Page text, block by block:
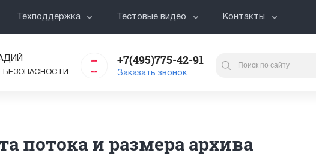
Техподдержка Тестовые видео Контакты
БЕЗОПАСНОСТИ
+7(495)775-42-91
Заказать звонок
потока и размера архива